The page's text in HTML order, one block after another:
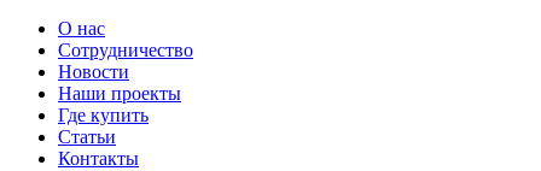
О нас
Сотрудничество
Новости
Наши проекты
Где купить
Статьи
Контакты